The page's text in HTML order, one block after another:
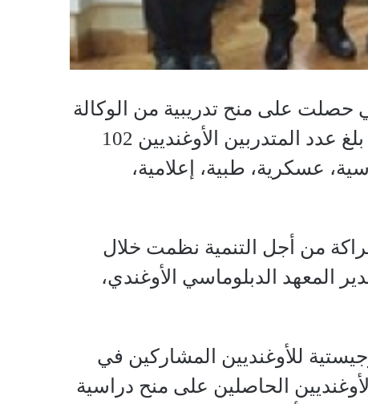
حصلت على منح تدريبية من الوكالة
المصرية للشراكة من أجل التنمية خلال عام 2014 – 2015، حيث بلغ عدد المتدربين الأوغنديين 102
عسكرية، طبية، إعلامية،
من أجل التنمية نظمت خلال
المعهد الدبلوماسي الأوغندي،
للأوغنديين المشاركين في
الحاصلين على منح دراسية